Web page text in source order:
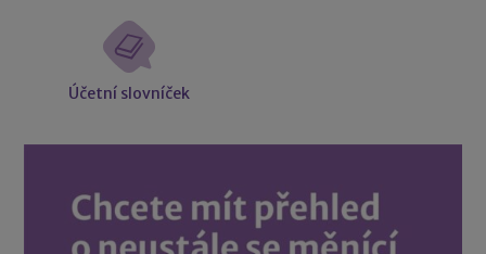
Účetní slovníček